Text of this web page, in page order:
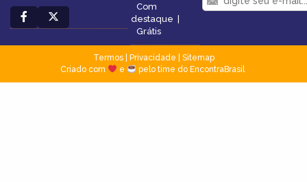
Com
destaque |
Grátis
Termos| Privacidade
Sitemap
Criado com
e pelo time do EncontraBrasil